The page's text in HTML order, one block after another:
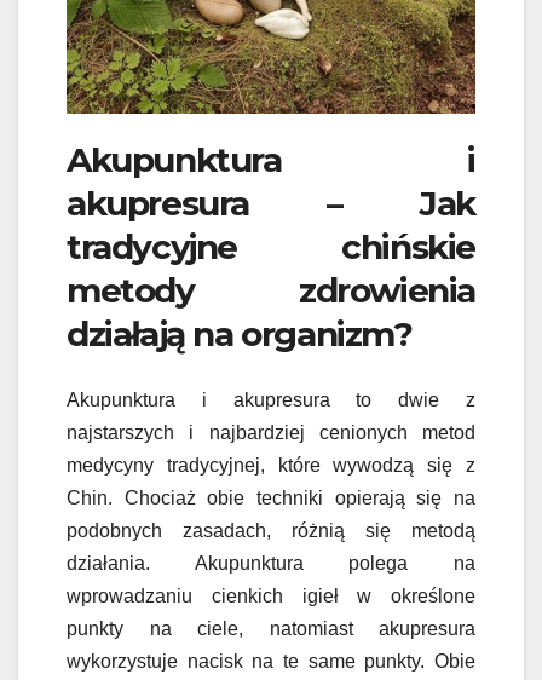
Akupunktura i
akupresura – Jak
tradycyjne chińskie
metody zdrowienia
działają na organizm?
Akupunktura i akupresura to dwie z
najstarszych i najbardziej cenionych metod
medycyny tradycyjnej, które wywodzą się z
Chin. Chociaż obie techniki opierają się na
podobnych zasadach, różnią się metodą
działania. Akupunktura polega na
wprowadzaniu cienkich igieł w określone
punkty na ciele, natomiast akupresura
wykorzystuje nacisk na te same punkty. Obie